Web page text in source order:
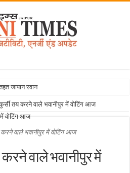
रवाना हुई बियानी
तय करने वाले भवानीपुर में वोटिंग आज
वाले भवानीपुर में वोटिंग आज
वाले भवानीपुर में